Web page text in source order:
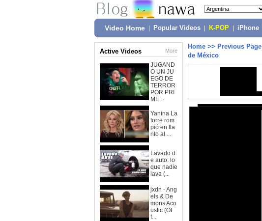
Video Home Popular Videos K-POP iPhone
Active Videos More
JUGAND
O UN JU
EGO DE
TERROR
POR PRI
ME...
Yanina La
torre rom
pió en lla
nto al ...
Lavado d
e auto: lo
que nadie
lava (...
jxdn - Ang
els & De
mons Aco
ustic (Of
f...
Home >> Previous Page
de México